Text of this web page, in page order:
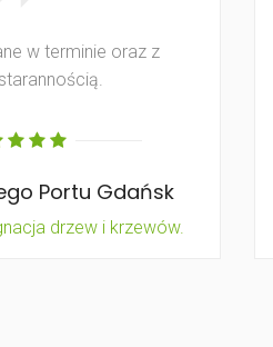
w terminie oraz z
Portu Gdańsk
drzew i krzewów.